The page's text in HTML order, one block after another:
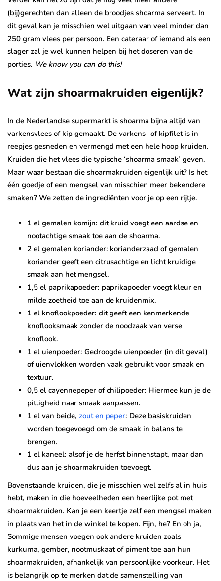
(bij)gerechten dan alleen de broodjes shoarma serveert. In
dit geval kan je misschien wel uitgaan van veel minder dan
250 gram vlees per persoon. Een cateraar of iemand als een
slager zal je wel kunnen helpen bij het doseren van de
porties. We know you can do this!
Wat zijn shoarmakruiden eigenlijk?
In de Nederlandse supermarkt is shoarma bijna altijd van
varkensvlees of kip gemaakt. De varkens- of kipfilet is in
reepjes gesneden en vermengd met een hele hoop kruiden.
Kruiden die het vlees die typische ‘shoarma smaak’ geven.
Maar waar bestaan die shoarmakruiden eigenlijk uit? Is het
één goedje of een mengsel van misschien meer bekendere
smaken? We zetten de ingrediënten voor je op een rijtje.
1 el gemalen komijn: dit kruid voegt een aardse en
nootachtige smaak toe aan de shoarma.
2 el gemalen koriander: korianderzaad of gemalen
koriander geeft een citrusachtige en licht kruidige
smaak aan het mengsel.
1,5 el paprikapoeder: paprikapoeder voegt kleur en
milde zoetheid toe aan de kruidenmix.
1 el knoflookpoeder: dit geeft een kenmerkende
knoflooksmaak zonder de noodzaak van verse
knoflook.
1 el uienpoeder: Gedroogde uienpoeder (in dit geval)
of uienvlokken worden vaak gebruikt voor smaak en
textuur.
0,5 el cayennepeper of chilipoeder: Hiermee kun je de
pittigheid naar smaak aanpassen.
1 el van beide, zout en peper: Deze basiskruiden
worden toegevoegd om de smaak in balans te
brengen.
1 el kaneel: alsof je de herfst binnenstapt, maar dan
dus aan je shoarmakruiden toevoegt.
Bovenstaande kruiden, die je misschien wel zelfs al in huis
hebt, maken in die hoeveelheden een heerlijke pot met
shoarmakruiden. Kan je een keertje zelf een mengsel maken
in plaats van het in de winkel te kopen. Fijn, he? En oh ja,
Sommige mensen voegen ook andere kruiden zoals
kurkuma, gember, nootmuskaat of piment toe aan hun
shoarmakruiden, afhankelijk van persoonlijke voorkeur. Het
is belangrijk op te merken dat de samenstelling van